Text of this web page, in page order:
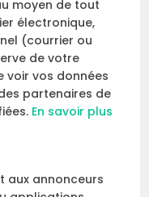
moyen de tout
électronique,
(courrier ou
de votre
voir vos données
partenaires de
En savoir plus
aux annonceurs